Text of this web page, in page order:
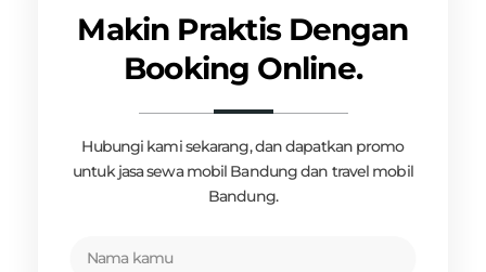
Makin Praktis Dengan
Booking Online.
Hubungi kami sekarang, dan dapatkan promo
untuk jasa sewa mobil Bandung dan travel mobil
Bandung.